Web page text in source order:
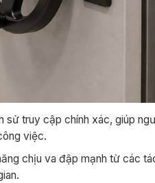
sử truy cập chính xác, giúp
việc.
chịu va đập mạnh từ các